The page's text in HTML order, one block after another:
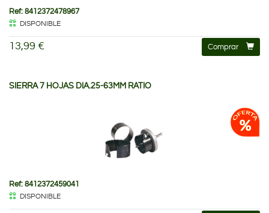
Ref: 8412372478967
DISPONIBLE
13,99 € Comprar
SIERRA 7 HOJAS DIA.25-63MM RATIO
Ref: 8412372459041
DISPONIBLE